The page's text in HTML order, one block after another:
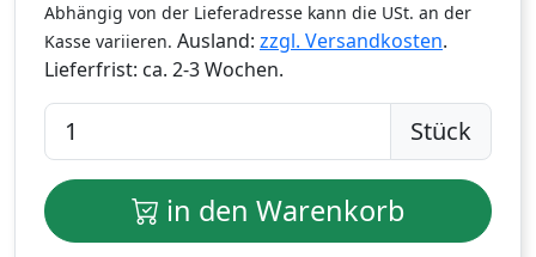
Abhängig von der Lieferadresse kann die USt. an der
Kasse variieren. Ausland: zzgl. Versandkosten.
Lieferfrist: ca. 2-3 Wochen.
Stück
in den Warenkorb